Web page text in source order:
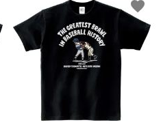
favorite